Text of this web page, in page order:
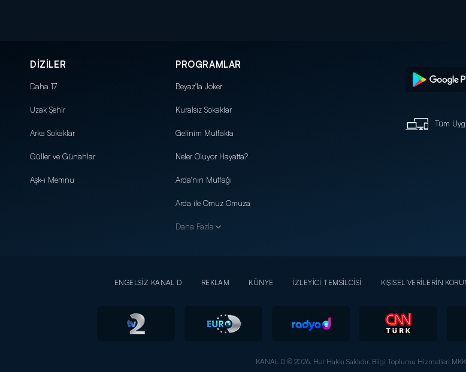
DİZİLER
Daha 17
Uzak Şehir
Arka Sokaklar
Güller ve Günahlar
Aşk-ı Memnu
PROGRAMLAR
Beyaz'la Joker
Kuralsız Sokaklar
Gelinim Mutfakta
Neler Oluyor Hayatta?
Arda'nın Mutfağı
Arda ile Omuz Omuza
Daha Fazla
Tüm
ENGELSİZ KANAL D REKLAM KÜNYE İZLEYİCİ TEMSİLCİSİ KİŞİSEL VERİLERİN
KANAL D © 2026. Her Hakkı Saklıdır. Bilgi Toplumu Hizmetleri MKK